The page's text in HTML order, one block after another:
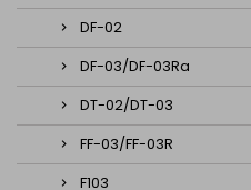
DF-02
DF-03/DF-03Ra
DT-02/DT-03
FF-03/FF-03R
F103